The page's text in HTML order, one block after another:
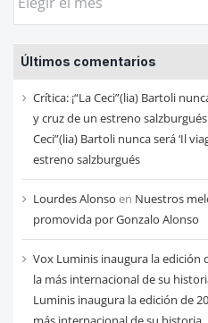
entradas
de
cada
mes
Últimos comentarios
Crítica: ¡“La Ceci”(lia) Bartoli
y cruz de un estreno salzburgués
Ceci”(lia) Bartoli nunca será ‘Il
estreno salzburgués
Lourdes Alonso en Nuestros
promovida por Gonzalo Alonso
Vox Luminis inaugura la edición
la más internacional de su
Luminis inaugura la edición de